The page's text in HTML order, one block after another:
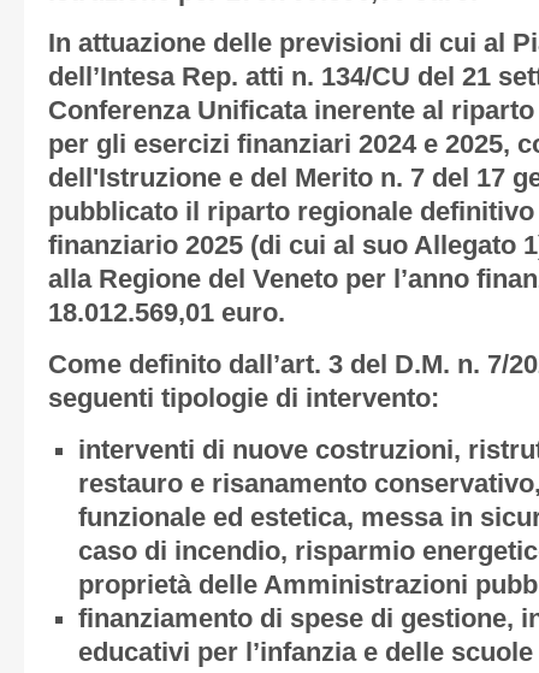
In attuazione delle previsioni di cui al
dell’Intesa Rep. atti n. 134/CU del 21
Conferenza Unificata inerente al
per gli esercizi finanziari 2024 e 2025,
dell'Istruzione e del Merito n. 7 del 17
pubblicato il riparto regionale definitivo
finanziario 2025 (di cui al suo Allegato
alla Regione del Veneto per l’anno
18.012.569,01 euro.
Come definito dall’art. 3 del D.M. n. 7/
seguenti tipologie di intervento:
interventi di nuove costruzioni,
restauro e risanamento
funzionale ed estetica, messa in
caso di incendio, risparmio
proprietà delle Amministrazioni
finanziamento di spese di gestione,
educativi per l’infanzia e delle